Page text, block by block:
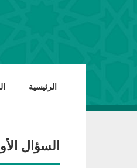
الرئيسية
السؤال